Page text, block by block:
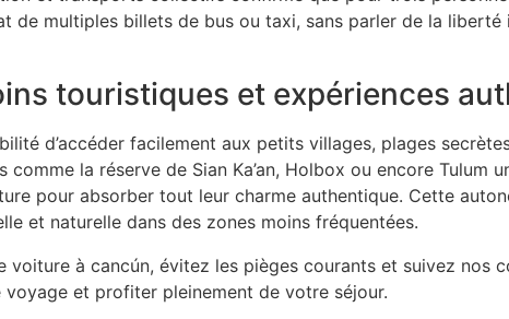
de multiples billets de bus ou taxi, sans parler de la liberté
touristiques et expériences
d’accéder facilement aux petits villages, plages
la réserve de Sian Ka’an, Holbox ou encore Tulum
pour absorber tout leur charme authentique. Cette
et naturelle dans des zones moins fréquentées.